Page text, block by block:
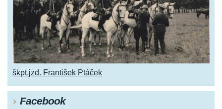
škpt.jzd. František Ptáček
Facebook